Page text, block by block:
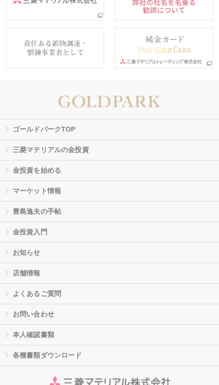
ゴールドパークTOP
三菱マテリアルの金投資
金投資を始める
マーケット情報
豊島逸夫の手帖
金投資入門
お知らせ
店舗情報
よくあるご質問
お問い合わせ
本人確認書類
各種書類ダウンロード